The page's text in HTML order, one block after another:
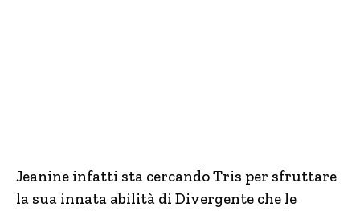
Jeanine infatti sta cercando Tris per sfruttare
la sua innata abilità di Divergente che le